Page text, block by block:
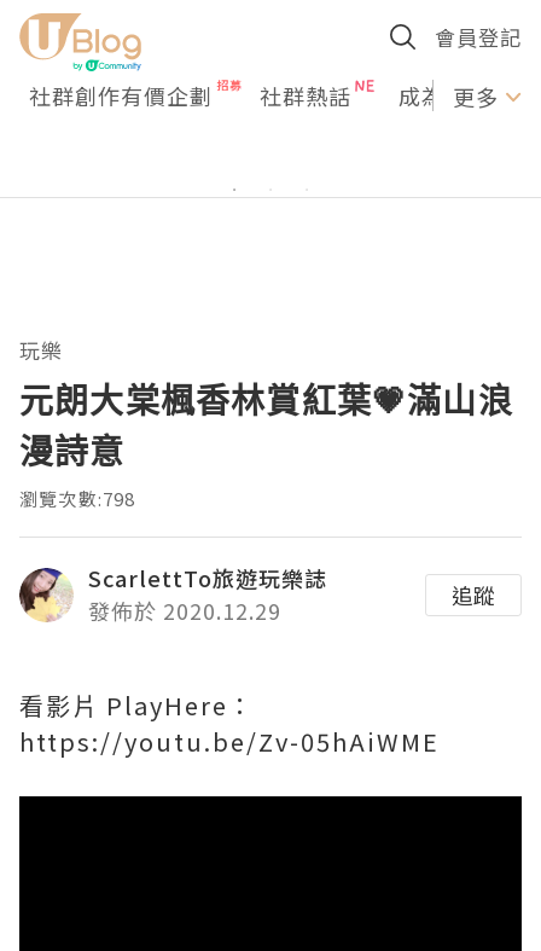
會員登記
社群創作有價企劃 社群熱話 成為U更多
玩樂
元朗大棠楓香林賞紅葉💗滿山浪
漫詩意
瀏覽次數:798
ScarlettTo旅遊玩樂誌
發佈於 2020.12.29
追蹤
看影片 PlayHere：
https://youtu.be/Zv-05hAiWME